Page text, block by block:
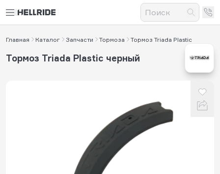
Главная Каталог Запчасти Тормоза Тормоз Triada Plastic
Тормоз Triada Plastic черный